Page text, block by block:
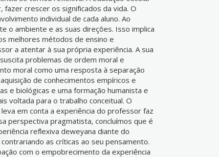
crescer os significados da vida. O
individual de cada aluno. Ao
o ambiente e as suas direções. Isso implica
melhores métodos de ensino e
a atentar à sua própria experiência. A sua
problemas de ordem moral e
moral como uma resposta à separação
de conhecimentos empíricos e
e biológicas e uma formação humanista e
voltada para o trabalho conceitual. O
em conta a experiência do professor faz
perspectiva pragmatista, concluímos que é
reflexiva deweyana diante do
as críticas ao seu pensamento.
com o empobrecimento da experiência